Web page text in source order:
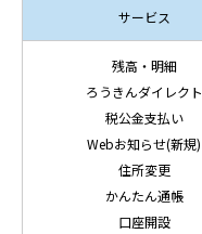
サービス
残高・明細
ろうきんダイレクト
税公金支払い
Webお知らせ(新規)
住所変更
かんたん通帳
口座開設